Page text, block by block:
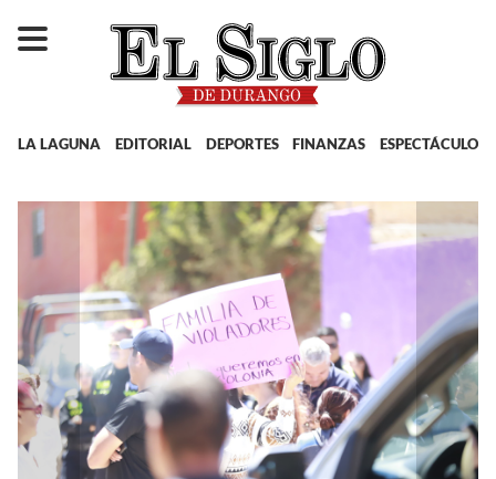
LA LAGUNA EDITORIAL DEPORTES FINANZAS ESPECTÁCULOS